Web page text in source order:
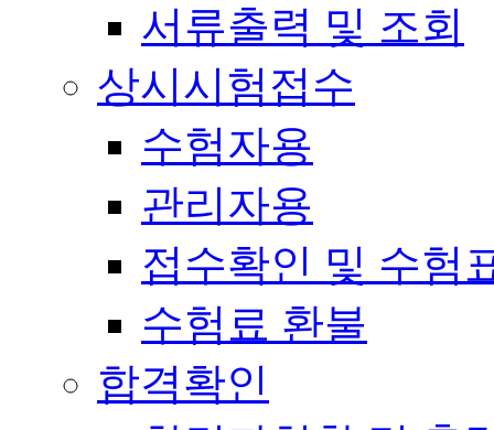
서류출력 및 조회
상시시험접수
수험자용
관리자용
접수확인 및 수험
수험료 환불
합격확인